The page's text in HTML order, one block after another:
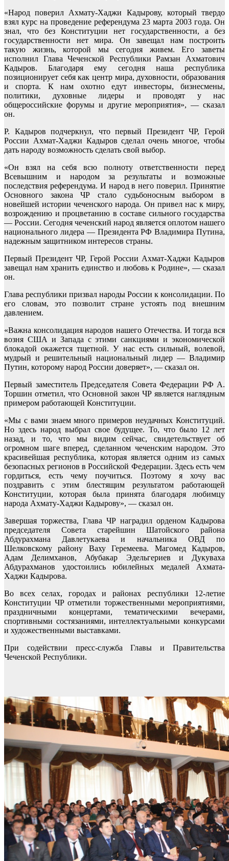
«Народ поверил Ахмату-Хаджи Кадырову, который твердо
взял курс на проведение референдума 23 марта 2003 года. Он
знал, что без Конституции нет государственности, а без
государственности нет мира. Он завещал нам построить
такую жизнь, которой мы сегодня живем. Его заветы
исполнил Глава Чеченской Республики Рамзан Ахматович
Кадыров. Благодаря ему сегодня наша республика
позиционирует себя как центр мира, духовности, образования
и спорта. К нам охотно едут инвесторы, бизнесмены,
политики, духовные лидеры и проводят у нас
общероссийские форумы и другие мероприятия», — сказал
он.
Р. Кадыров подчеркнул, что первый Президент ЧР, Герой
России Ахмат-Хаджи Кадыров сделал очень многое, чтобы
дать народу возможность сделать свой выбор.
«Он взял на себя всю полноту ответственности перед
Всевышним и народом за результаты и возможные
последствия референдума. И народ в него поверил. Принятие
Основного закона ЧР стало судьбоносным выбором в
новейшей истории чеченского народа. Он привел нас к миру,
возрождению и процветанию в составе сильного государства
— России. Сегодня чеченский народ является оплотом нашего
национального лидера — Президента РФ Владимира Путина,
надежным защитником интересов страны.
Первый Президент ЧР, Герой России Ахмат-Хаджи Кадыров
завещал нам хранить единство и любовь к Родине», — сказал
он.
Глава республики призвал народы России к консолидации. По
его словам, это позволит стране устоять под внешним
давлением.
«Важна консолидация народов нашего Отечества. И тогда вся
возня США и Запада с этими санкциями и экономической
блокадой окажется тщетной. У нас есть сильный, волевой,
мудрый и решительный национальный лидер — Владимир
Путин, которому народ России доверяет», — сказал он.
Первый заместитель Председателя Совета Федерации РФ А.
Торшин отметил, что Основной закон ЧР является наглядным
примером работающей Конституции.
«Мы с вами знаем много примеров неудачных Конституций.
Но здесь народ выбрал свое будущее. То, что было 12 лет
назад, и то, что мы видим сейчас, свидетельствует об
огромном шаге вперед, сделанном чеченским народом. Это
красивейшая республика, которая является одним из самых
безопасных регионов в Российской Федерации. Здесь есть чем
гордиться, есть чему поучиться. Поэтому я хочу вас
поздравить с этим блестящим результатом работающей
Конституции, которая была принята благодаря любимцу
народа Ахмату-Хаджи Кадырову», — сказал он.
Завершая торжества, Глава ЧР наградил орденом Кадырова
председателя Совета старейшин Шатойского района
Абдурахмана Давлетукаева и начальника ОВД по
Шелковскому району Ваху Геремеева. Магомед Кадыров,
Адам Делимханов, Абубакар Эдельгериев и Дукуваха
Абдурахманов удостоились юбилейных медалей Ахмата-
Хаджи Кадырова.
Во всех селах, городах и районах республики 12-летие
Конституции ЧР отметили торжественными мероприятиями,
праздничными концертами, тематическими вечерами,
спортивными состязаниями, интеллектуальными конкурсами
и художественными выставками.
При содействии пресс-служба Главы и Правительства
Чеченской Республики.